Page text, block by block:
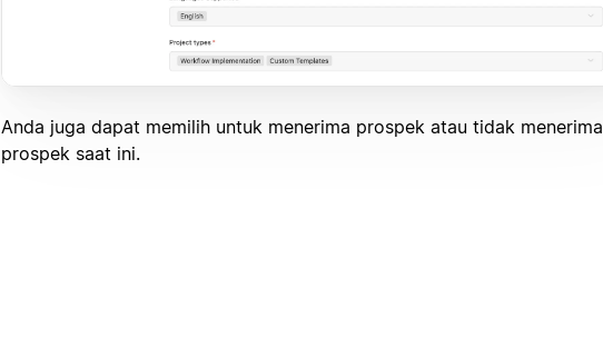
Anda juga dapat memilih untuk menerima prospek atau tidak menerima
prospek saat ini.